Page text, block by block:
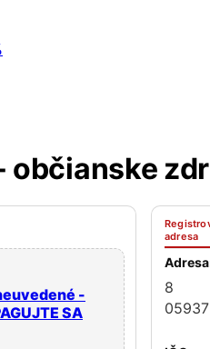
občianske
-
SA
adresa
8